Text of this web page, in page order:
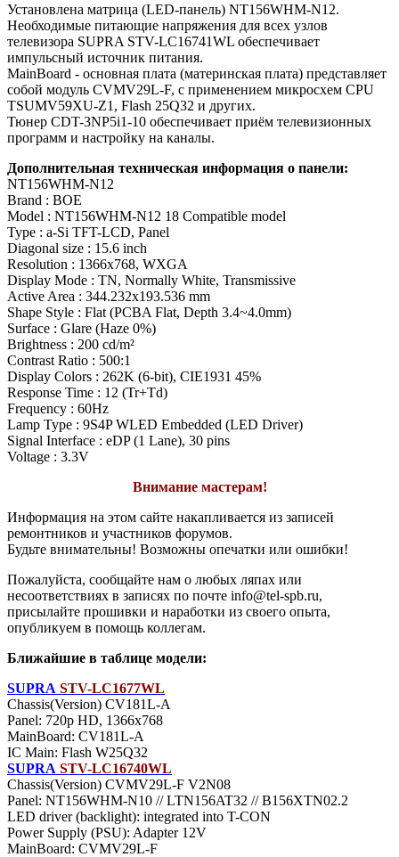
Установлена матрица (LED-панель) NT156WHM-N12.
Необходимые питающие напряжения для всех узлов
телевизора SUPRA STV-LC16741WL обеспечивает
импульсный источник питания.
MainBoard - основная плата (материнская плата) представляет
собой модуль CVMV29L-F, с применением микросхем CPU
TSUMV59XU-Z1, Flash 25Q32 и других.
Тюнер CDT-3NP5i1-10 обеспечивает приём телевизионных
программ и настройку на каналы.
Дополнительная техническая информация о панели:
NT156WHM-N12
Brand : BOE
Model : NT156WHM-N12 18 Compatible model
Type : a-Si TFT-LCD, Panel
Diagonal size : 15.6 inch
Resolution : 1366x768, WXGA
Display Mode : TN, Normally White, Transmissive
Active Area : 344.232x193.536 mm
Shape Style : Flat (PCBA Flat, Depth 3.4~4.0mm)
Surface : Glare (Haze 0%)
Brightness : 200 cd/m²
Contrast Ratio : 500:1
Display Colors : 262K (6-bit), CIE1931 45%
Response Time : 12 (Tr+Td)
Frequency : 60Hz
Lamp Type : 9S4P WLED Embedded (LED Driver)
Signal Interface : eDP (1 Lane), 30 pins
Voltage : 3.3V
Внимание мастерам!
Информация на этом сайте накапливается из записей
ремонтников и участников форумов.
Будьте внимательны! Возможны опечатки или ошибки!
Пожалуйста, сообщайте нам о любых ляпах или
несоответствиях в записях по почте info@tel-spb.ru,
присылайте прошивки и наработки из своего опыта,
опубликуем в помощь коллегам.
Ближайшие в таблице модели:
SUPRA STV-LC1677WL
Chassis(Version) CV181L-A
Panel: 720p HD, 1366x768
MainBoard: CV181L-A
IC Main: Flash W25Q32
SUPRA STV-LC16740WL
Chassis(Version) CVMV29L-F V2N08
Panel: NT156WHM-N10 // LTN156AT32 // B156XTN02.2
LED driver (backlight): integrated into T-CON
Power Supply (PSU): Adapter 12V
MainBoard: CVMV29L-F